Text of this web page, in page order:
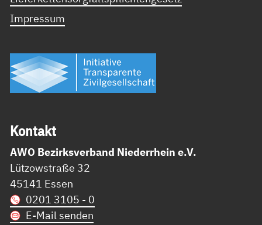
Impressum
Kon­takt
AWO Bezirksverband Niederrhein e.V.
Lützowstraße 32
45141 Essen
0201 3105 - 0
E-Mail senden